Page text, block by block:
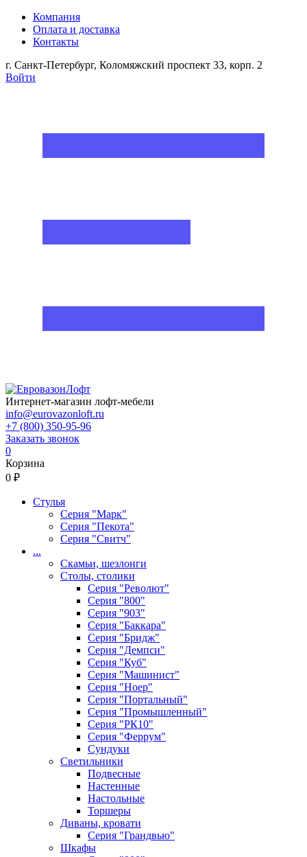
Компания
Оплата и доставка
Контакты
г. Санкт-Петербург, Коломяжский проспект 33, корп. 2
Войти
Интернет-магазин лофт-мебели
info@eurovazonloft.ru
+7 (800) 350-95-96
Заказать звонок
0
Корзина
0 ₽
Стулья
Серия "Марк"
Серия "Пекота"
Серия "Свитч"
...
Скамьи, шезлонги
Столы, столики
Серия "Револют"
Серия "800"
Серия "903"
Серия "Баккара"
Серия "Бридж"
Серия "Демпси"
Серия "Куб"
Серия "Машинист"
Серия "Ноер"
Серия "Портальный"
Серия "Промышленный"
Серия "РК10"
Серия "Феррум"
Сундуки
Светильники
Подвесные
Настенные
Настольные
Торшеры
Диваны, кровати
Серия "Грандвью"
Шкафы